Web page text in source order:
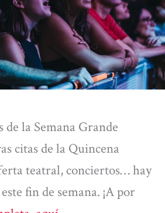
de la Semana Grande
citas de la Quincena
teatral, conciertos… hay
fin de semana. ¡A por